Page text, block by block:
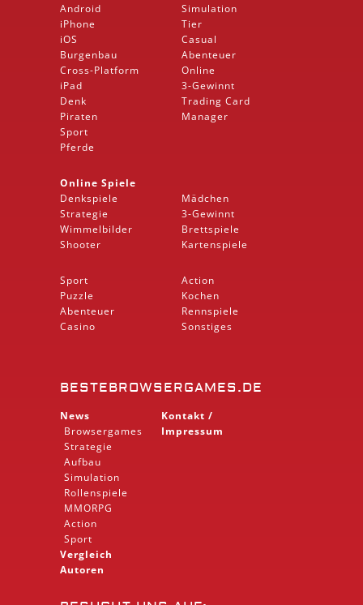
Android
iPhone
iOS
Burgenbau
Cross-Platform
iPad
Denk
Piraten
Sport
Pferde
Simulation
Tier
Casual
Abenteuer
Online
3-Gewinnt
Trading Card
Manager
Online Spiele
Denkspiele
Strategie
Wimmelbilder
Shooter
Mädchen
3-Gewinnt
Brettspiele
Kartenspiele
Sport
Puzzle
Abenteuer
Casino
Action
Kochen
Rennspiele
Sonstiges
BESTEBROWSERGAMES.DE
News
Browsergames
Strategie
Aufbau
Simulation
Rollenspiele
MMORPG
Action
Sport
Vergleich
Autoren
Kontakt /
Impressum